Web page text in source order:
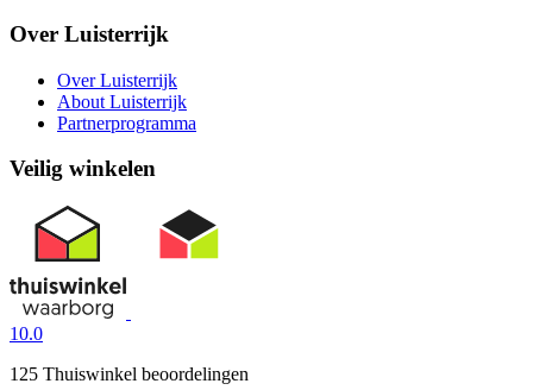
Over Luisterrijk
Over Luisterrijk
About Luisterrijk
Partnerprogramma
Veilig winkelen
10.0
125 Thuiswinkel beoordelingen